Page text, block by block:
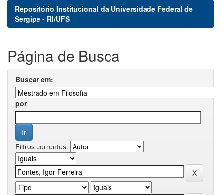
Repositório Institucional da Universidade Federal de
Sergipe - RI/UFS
Página de Busca
Buscar em:
por
Filtros correntes: